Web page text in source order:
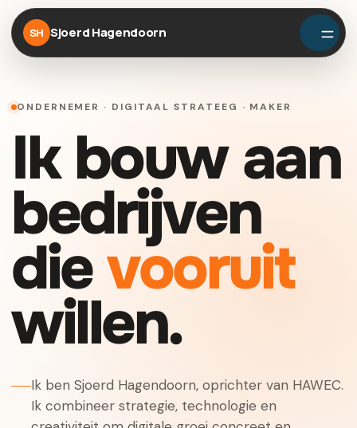
SH Sjoerd Hagendoorn
ONDERNEMER · DIGITAAL STRATEEG · MAKER
Ik bouw aan
bedrijven
dievooruit
willen.
Ik ben Sjoerd Hagendoorn, oprichter van HAWEC.
Ik combineer strategie, technologie en